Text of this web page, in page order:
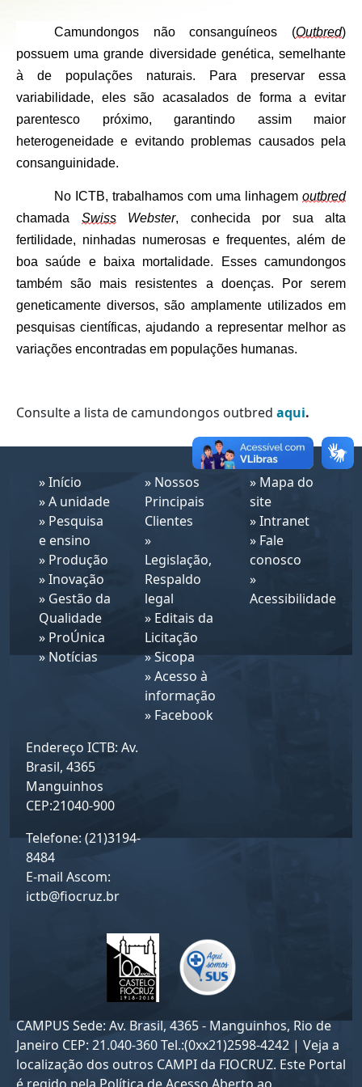
Camundongos não consanguíneos (Outbred)
possuem uma grande diversidade genética, semelhante
à de populações naturais. Para preservar essa
variabilidade, eles são acasalados de forma a evitar
parentesco próximo, garantindo assim maior
heterogeneidade e evitando problemas causados pela
consanguinidade.
No ICTB, trabalhamos com uma linhagem outbred
chamada
Swiss Webster, conhecida por sua alta
fertilidade, ninhadas numerosas e frequentes, além de
boa saúde e baixa mortalidade. Esses camundongos
também são mais resistentes a doenças. Por serem
geneticamente diversos, são amplamente utilizados em
pesquisas científicas, ajudando a representar melhor as
variações encontradas em populações humanas.
Consulte a lista de camundongos outbred aqui.
»Início
»A unidade
» Pesquisa
e ensino
» Produção
»Inovação
» Gestão da
Qualidade
» ProÚnica
» Notícias
» Nossos
Principais
Clientes
»
Legislação,
Respaldo
legal
» Editais da
Licitação
»Sicopa
»Acesso à
informação
» Facebook
» Mapa do
site
»Intranet
» Fale
conosco
»
Acessibilidade
Endereço ICTB: Av.
Brasil, 4365
Manguinhos
CEP:21040-900
Telefone: (21)3194-
8484
E-mail Ascom:
ictb@fiocruz.br
CAMPUS Sede: Av. Brasil, 4365 - Manguinhos, Rio de
Janeiro CEP: 21.040-360 Tel.:(0xx21)2598-4242 | Veja a
localização dos outros CAMPI da FIOCRUZ. Este Portal